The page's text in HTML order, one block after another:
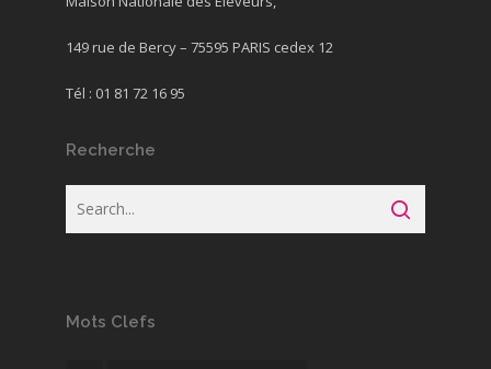
149 rue de Bercy – 75595 PARIS cedex 12
Tél : 01 81 72 16 95
Recherche
Mots Clefs